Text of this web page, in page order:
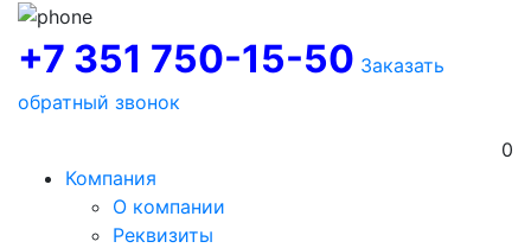
+7 351 750-15-50 Заказать
обратный звонок
0
Компания
О компании
Реквизиты